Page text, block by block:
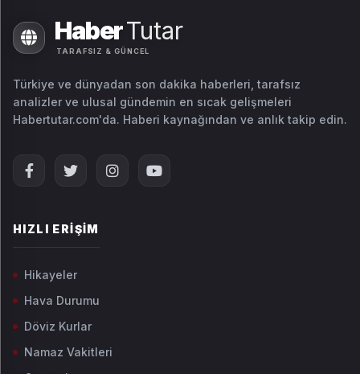
HaberTutar
TARAFSIZ & GÜNCEL
Türkiye ve dünyadan son dakika haberleri, tarafsız
analizler ve ulusal gündemin en sıcak gelişmeleri
Habertutar.com'da. Haberi kaynağından ve anlık takip edin.
HIZLI ERIŞIM
Hikayeler
Hava Durumu
Döviz Kurlar
Namaz Vakitleri